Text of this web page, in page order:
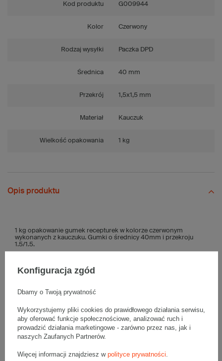
Kod produktu G009944
Kolor Czerwony
Rodzaj wysyłki Paczka DPD
Średnica 40 mm
Przekrój 1,5x1,5 mm
Materiał Kauczuk
Wielkość opakowania 1 kg
Opis produktu
1 kg opakowanie gumek recepturek w kolorze czerwonym
wykonanych z kauczuku. Gumki o średnicy 40mm i przekroju
1.5/1.5.
• średnica40 mm
• przekrój 1.5/1.5
Materiał:
• Rodzaj tworzywa:Kauczuk
Konfiguracja zgód
Dbamy o Twoją prywatność
Wykorzystujemy pliki cookies do prawidłowego działania serwisu,
aby oferować funkcje społecznościowe, analizować ruch i
prowadzić działania marketingowe - zarówno przez nas, jak i
naszych Zaufanych Partnerów.
Więcej informacji znajdziesz w polityce prywatności.